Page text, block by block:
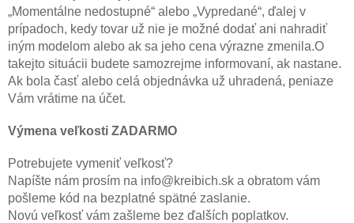
„Momentálne nedostupné“ alebo „Vypredané“, ďalej v
prípadoch, kedy tovar už nie je možné dodať ani nahradiť
iným modelom alebo ak sa jeho cena výrazne zmenila.O
takejto situácii budete samozrejme informovaní, ak nastane.
Ak bola časť alebo celá objednávka už uhradená, peniaze
Vám vrátime na účet.
Výmena veľkosti ZADARMO
Potrebujete vymeniť veľkosť?
Napíšte nám prosím na info@kreibich.sk a obratom vám
pošleme kód na bezplatné spätné zaslanie.
Novú veľkosť vám zašleme bez ďalších poplatkov.